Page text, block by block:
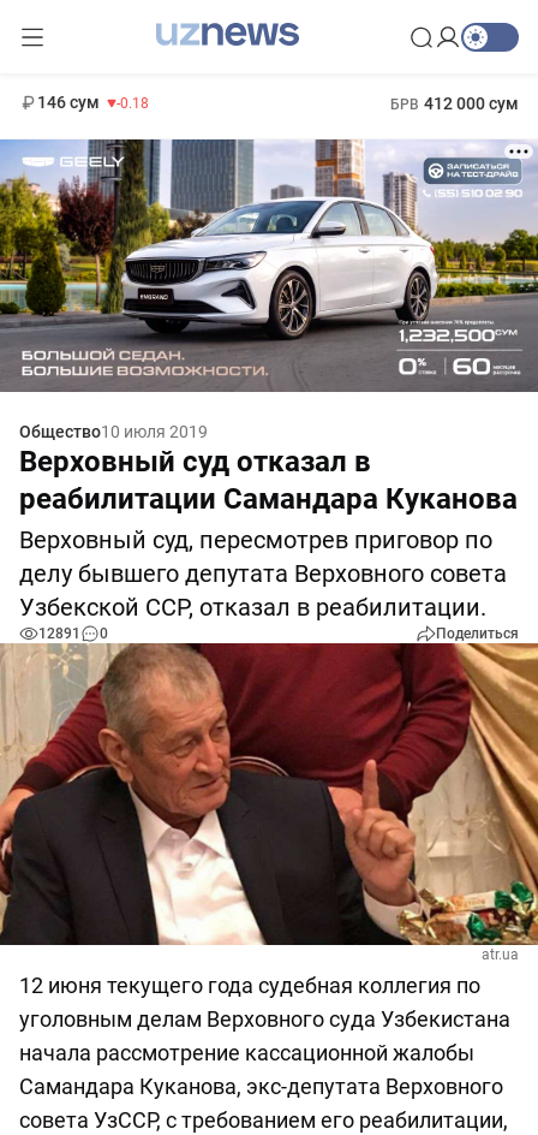
146 сум -0.18 БРВ 412 000 сум
Общество10 июля 2019
Верховный суд отказал в
реабилитации Самандара Куканова
Верховный суд, пересмотрев приговор по
делу бывшего депутата Верховного совета
Узбекской ССР, отказал в реабилитации.
12891 0 Поделиться
atr.ua
12 июня текущего года судебная коллегия по
уголовным делам Верховного суда Узбекистана
начала рассмотрение кассационной жалобы
Самандара Куканова, экс-депутата Верховного
совета УзССР, с требованием его реабилитации,